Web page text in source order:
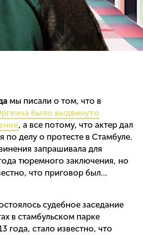
мы писали о том, что в
было выдвинуто
, а все потому, что актер дал
по делу о протесте в Стамбуле.
запрашивала для
тюремного заключения, но
что приговор был…
судебное заседание
в стамбульском парке
года, стало известно, что